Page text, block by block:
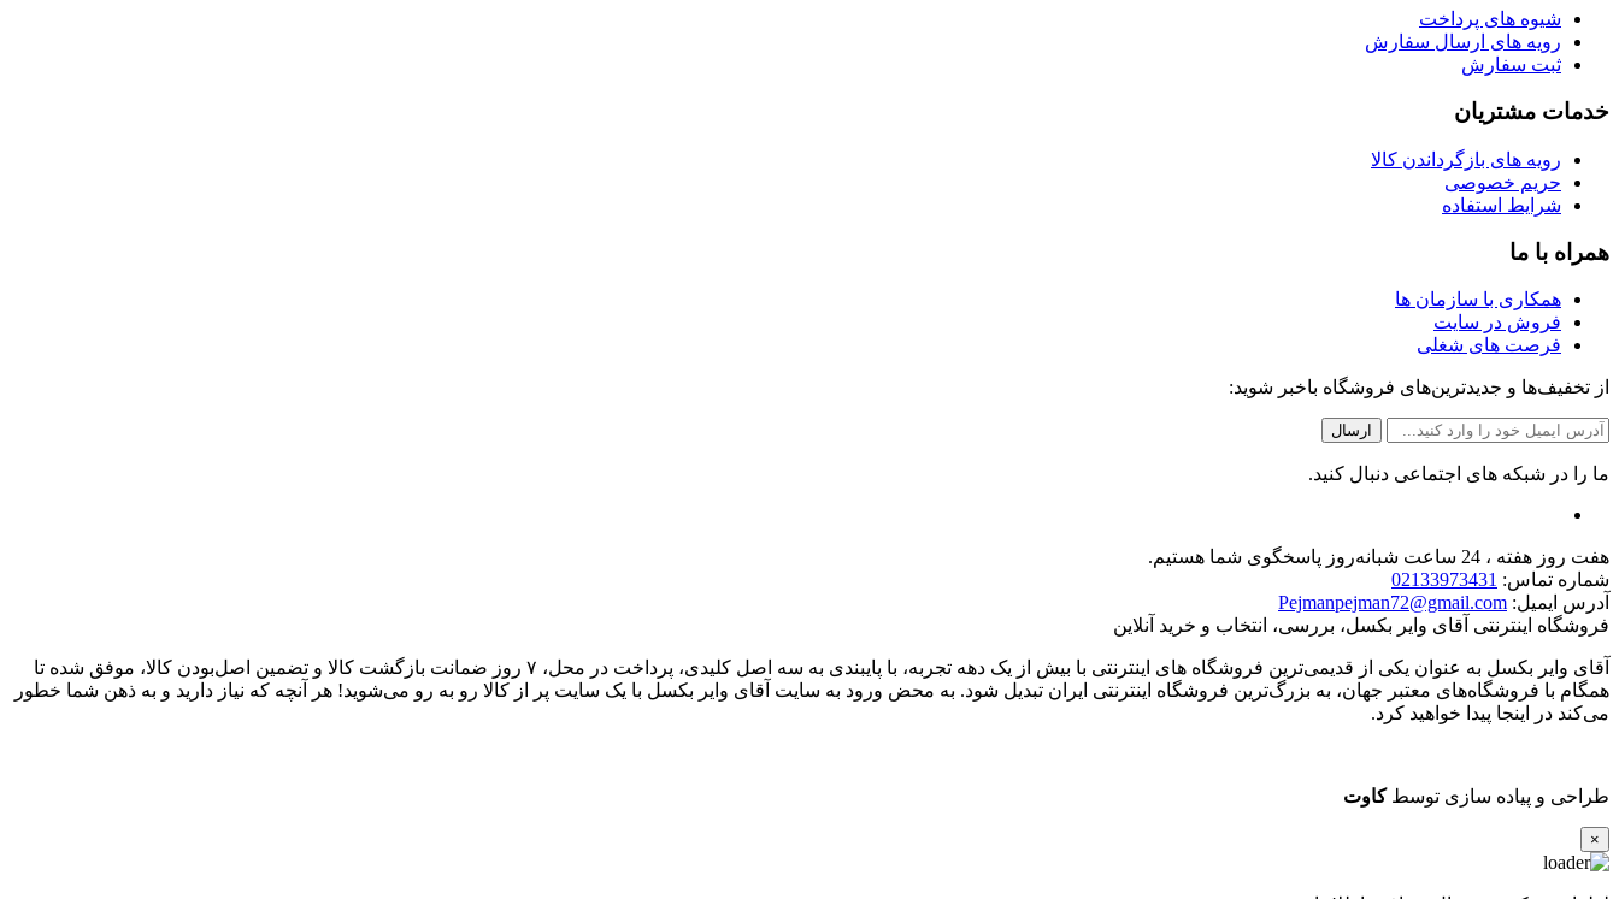
شیوه های پرداخت
رویه های ارسال سفارش
ثبت سفارش
خدمات مشتریان
رویه های بازگرداندن کالا
حریم خصوصی
شرایط استفاده
همراه با ما
همکاری با سازمان ها
فروش در سایت
فرصت های شغلی
از تخفیف‌ها و جدیدترین‌های فروشگاه باخبر شوید:
ما را در شبکه های اجتماعی دنبال کنید.
هفت روز هفته ، 24 ساعت شبانه‌روز پاسخگوی شما هستیم.
شماره تماس: 02133973431
آدرس ایمیل: Pejmanpejman72@gmail.com
فروشگاه اینترنتی آقای وایر بکسل، بررسی، انتخاب و خرید آنلاین
آقای وایر بکسل به عنوان یکی از قدیمی‌ترین فروشگاه های اینترنتی با بیش از یک دهه تجربه، با پایبندی به سه اصل کلیدی، پرداخت در محل، ۷ روز ضمانت بازگشت کالا و تضمین اصل‌بودن کالا، موفق شده تا
همگام با فروشگاه‌های معتبر جهان، به بزرگ‌ترین فروشگاه اینترنتی ایران تبدیل شود. به محض ورود به سایت آقای وایر بکسل با یک سایت پر از کالا رو به رو می‌شوید! هر آنچه که نیاز دارید و به ذهن شما خطور
می‌کند در اینجا پیدا خواهید کرد.
طراحی و پیاده سازی توسطکاوت
×